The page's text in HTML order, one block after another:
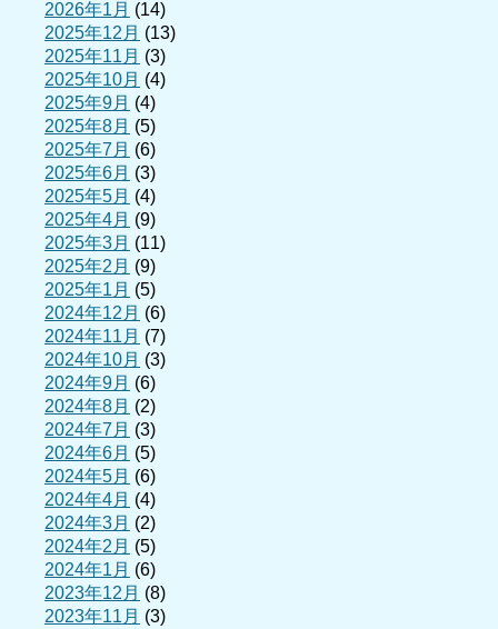
2026年1月 (14)
2025年12月 (13)
2025年11月 (3)
2025年10月 (4)
2025年9月 (4)
2025年8月 (5)
2025年7月 (6)
2025年6月 (3)
2025年5月 (4)
2025年4月 (9)
2025年3月 (11)
2025年2月 (9)
2025年1月 (5)
2024年12月 (6)
2024年11月 (7)
2024年10月 (3)
2024年9月 (6)
2024年8月 (2)
2024年7月 (3)
2024年6月 (5)
2024年5月 (6)
2024年4月 (4)
2024年3月 (2)
2024年2月 (5)
2024年1月 (6)
2023年12月 (8)
2023年11月 (3)